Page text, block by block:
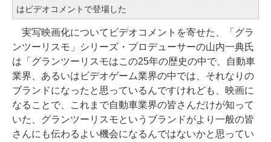
はビデオコメントで登場した
実写映画化についてビデオコメントを寄せた、「グラ
ンツーリスモ」シリーズ・プロデューサーの山内一典氏
は「グランツーリスモはこの25年の歴史の中で、自動車
業界、あるいはビデオゲーム業界の中では、それなりの
ブランドになったと思っているんですけれども、映画に
なることで、これまで自動車業界の皆さんだけが知って
いた、グランツーリスモというブランドがより一般の皆
さんにも伝わるよい機会になるんではないかと思ってい